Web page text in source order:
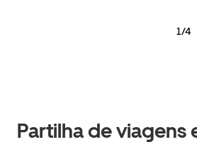
1/4
Partilha de viagens